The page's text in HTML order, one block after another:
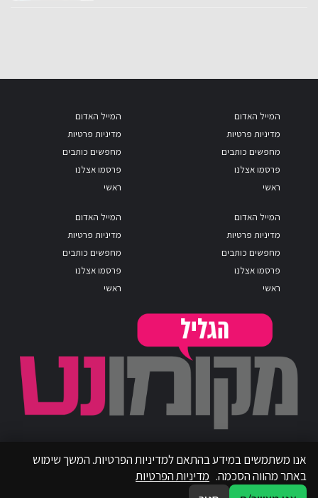
המייל האדום
מדיניות פרטיות
מחפשים כותבים
פרסמו אצלנו
ראשי
המייל האדום
מדיניות פרטיות
מחפשים כותבים
פרסמו אצלנו
ראשי
המייל האדום
מדיניות פרטיות
מחפשים כותבים
פרסמו אצלנו
ראשי
המייל האדום
מדיניות פרטיות
מחפשים כותבים
פרסמו אצלנו
ראשי
אנו משתמשים במידע בהתאם למדיניות הפרטיות. המשך שימוש
באתר מהווה הסכמה. מדיניות הפרטיות